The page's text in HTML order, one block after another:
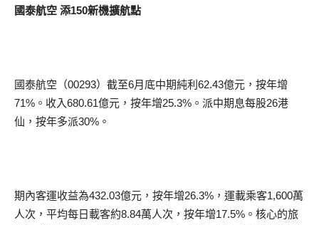
國泰航空 添150新機擴航點
國泰航空（00293）截至6月底中期純利62.43億元，按年增
71%。收入680.61億元，按年增25.3%。派中期息每股26港
仙，按年多派30%。
期內客運收益為432.03億元，按年增26.3%，運載乘客1,600萬
人次，平均每日載客約8.84萬人次，按年增17.5%。核心的旅